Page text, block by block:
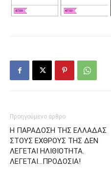
Προηγούμενο άρθρο
Η ΠΑΡΑΔΟΣΗ ΤΗΣ ΕΛΛΑΔΑΣ
ΣΤΟΥΣ ΕΧΘΡΟΥΣ ΤΗΣ ΔΕΝ
ΛΕΓΕΤΑΙ ΗΛΙΘΙΟΤΗΤΑ.
ΛΕΓΕΤΑΙ…ΠΡΟΔΟΣΙΑ!